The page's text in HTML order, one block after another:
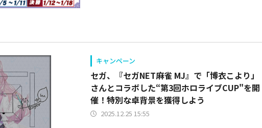
キャンペーン
セガ、『セガNET麻雀 MJ』で「博衣こより」
さんとコラボした“第3回ホロライブCUP"を開
催！特別な卓背景を獲得しよう
2025.12.25 15:55